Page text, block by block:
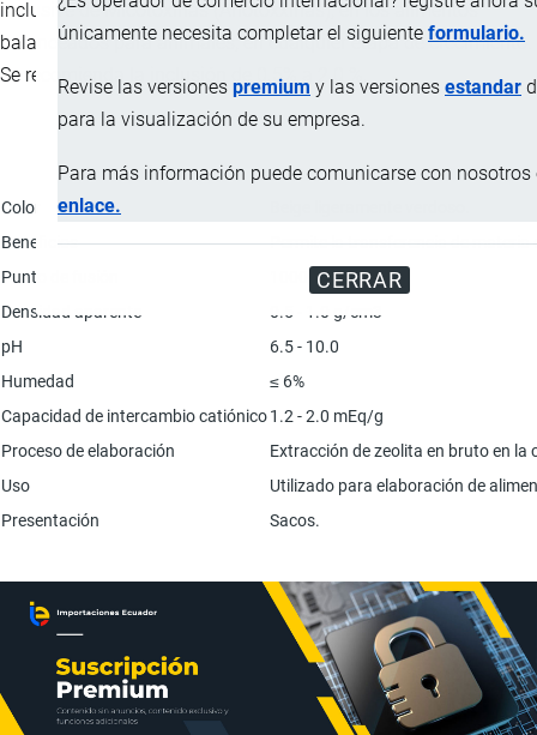
únicamente necesita completar el siguiente formulario.
Revise las versiones premium y las versiones estandar
para la visualización de su empresa.
Para más información puede comunicarse con nosotros
enlace.
CERRAR
inclusive de Micotoxinas (Afiotoxxinas), en los alimentos
balanceados para animales, en cualquier etapa de crecimiento.
Se recomienda la inclusión de 0.5% a 2.0 %.
Característica
Color
Beneficios
Permite la transferencia de materia
Punto de fusión
1000 - 1400 ºC
Densidad aparente
0.5 - 1.0 g/cm3
pH
6.5 - 10.0
Humedad
≤ 6%
Capacidad de intercambio catiónico1.2 - 2.0 mEq/g
Proceso de elaboración
Extracción de zeolita en bruto en
Uso
Utilizado para elaboración de
Presentación
Sacos.